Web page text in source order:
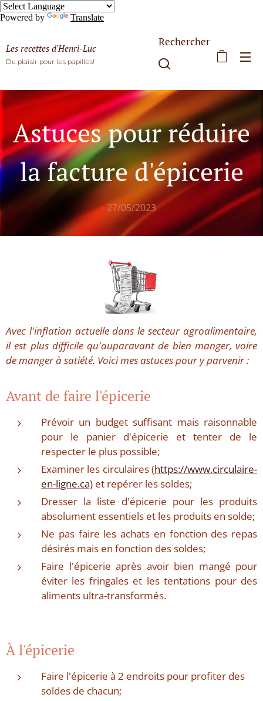
Powered by Translate
Les recettes d'Henri-Luc
Du plaisir pour les papilles!
Rechercher
Astuces pour réduire
la facture d'épicerie
27/05/2023
Avec l'inflation actuelle dans le secteur agroalimentaire,
il est plus difficile qu'auparavant de bien manger, voire
de manger à satiété. Voici mes astuces pour y parvenir :
Avant de faire l'épicerie
Prévoir un budget suffisant mais raisonnable
pour le panier d'épicerie et tenter de le
respecter le plus possible;
Examiner les circulaires (https://www.circulaire-
en-ligne.ca) et repérer les soldes;
Dresser la liste d'épicerie pour les produits
absolument essentiels et les produits en solde;
Ne pas faire les achats en fonction des repas
désirés mais en fonction des soldes;
Faire l'épicerie après avoir bien mangé pour
éviter les fringales et les tentations pour des
aliments ultra-transformés.
À l'épicerie
Faire l'épicerie à 2 endroits pour profiter des
soldes de chacun;